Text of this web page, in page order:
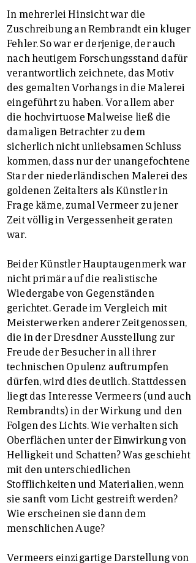
In mehrerlei Hinsicht war die
Zuschreibung an Rembrandt ein kluger
Fehler. So war er derjenige, der auch
nach heutigem Forschungsstand dafür
verantwortlich zeichnete, das Motiv
des gemalten Vorhangs in die Malerei
eingeführt zu haben. Vor allem aber
die hochvirtuose Malweise ließ die
damaligen Betrachter zu dem
sicherlich nicht unliebsamen Schluss
kommen, dass nur der unangefochtene
Star der niederländischen Malerei des
goldenen Zeitalters als Künstler in
Frage käme, zumal Vermeer zu jener
Zeit völlig in Vergessenheit geraten
war.
Beider Künstler Hauptaugenmerk war
nicht primär auf die realistische
Wiedergabe von Gegenständen
gerichtet. Gerade im Vergleich mit
Meisterwerken anderer Zeitgenossen,
die in der Dresdner Ausstellung zur
Freude der Besucher in all ihrer
technischen Opulenz auftrumpfen
dürfen, wird dies deutlich. Stattdessen
liegt das Interesse Vermeers (und auch
Rembrandts) in der Wirkung und den
Folgen des Lichts. Wie verhalten sich
Oberflächen unter der Einwirkung von
Helligkeit und Schatten? Was geschieht
mit den unterschiedlichen
Stofflichkeiten und Materialien, wenn
sie sanft vom Licht gestreift werden?
Wie erscheinen sie dann dem
menschlichen Auge?
Vermeers einzigartige Darstellung von